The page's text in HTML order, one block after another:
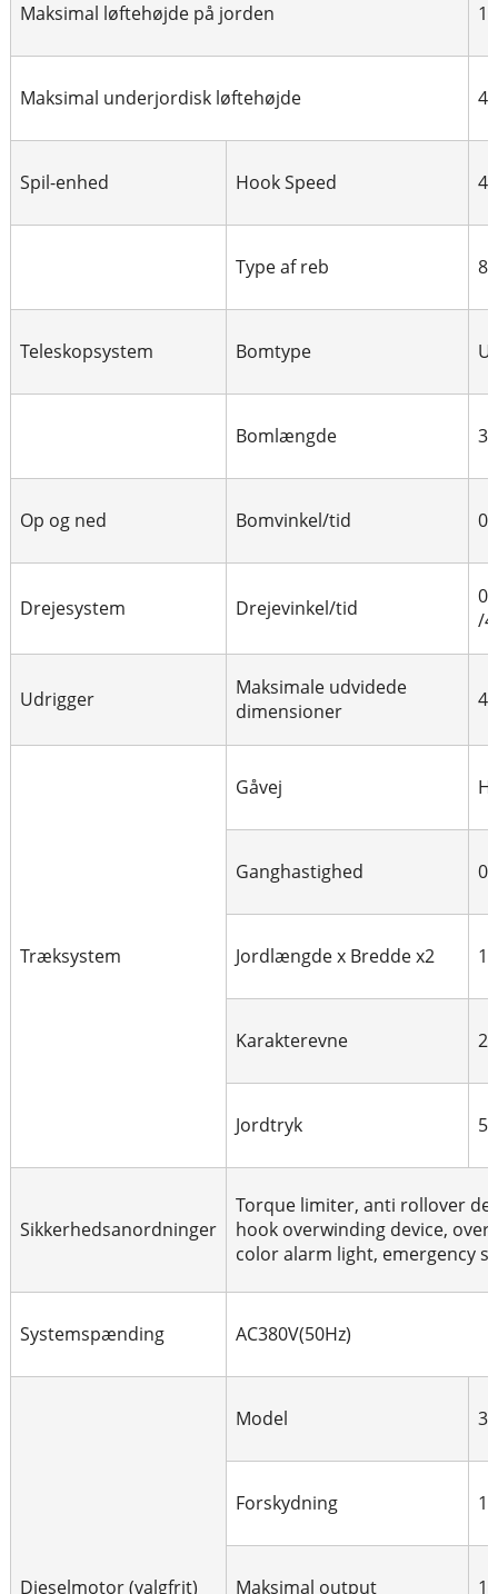
Maksimal løftehøjde på jorden
Maksimal underjordisk løftehøjde
Spil-enhed Hook Speed
Type af reb
Teleskopsystem Bomtype U
Bomlængde
Op og ned Bomvinkel/tid
Drejesystem Drejevinkel/tid
/
Udrigger
Maksimale udvidede
dimensioner
Træksystem
Gåvej
Ganghastighed
Jordlængde x Bredde x2
Karakterevne
Jordtryk
Sikkerhedsanordninger
Torque limiter, anti rollover
hook overwinding device,
color alarm light, emergency
Systemspænding AC380V(50Hz)
Dieselmotor (valgfrit)
Model
Forskydning
Maksimal output